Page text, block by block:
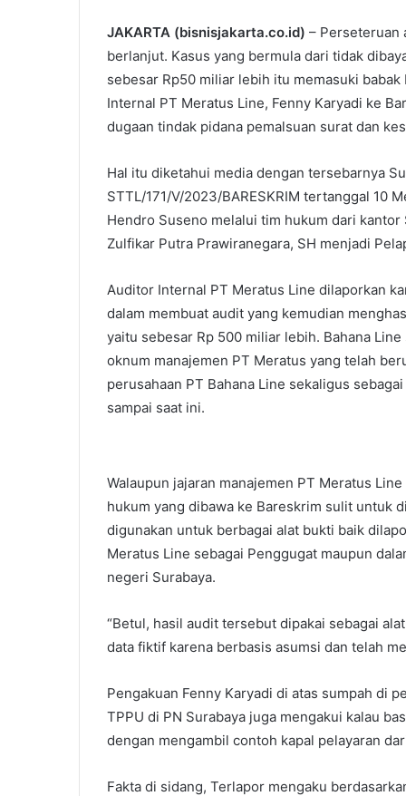
JAKARTA (bisnisjakarta.co.id) – Perseteruan
berlanjut. Kasus yang bermula dari tidak
sebesar Rp50 miliar lebih itu memasuki
Internal PT Meratus Line, Fenny Karyadi ke
dugaan tindak pidana pemalsuan surat dan
Hal itu diketahui media dengan tersebarnya
STTL/171/V/2023/BARESKRIM tertanggal 10
Hendro Suseno melalui tim hukum dari
Zulfikar Putra Prawiranegara, SH menjadi
Auditor Internal PT Meratus Line dilaporkan
dalam membuat audit yang kemudian
yaitu sebesar Rp 500 miliar lebih. Bahana
oknum manajemen PT Meratus yang telah
perusahaan PT Bahana Line sekaligus
sampai saat ini.
Walaupun jajaran manajemen PT Meratus
hukum yang dibawa ke Bareskrim sulit untuk
digunakan untuk berbagai alat bukti baik
Meratus Line sebagai Penggugat maupun
negeri Surabaya.
“Betul, hasil audit tersebut dipakai sebagai
data fiktif karena berbasis asumsi dan telah
Pengakuan Fenny Karyadi di atas sumpah di
TPPU di PN Surabaya juga mengakui kalau
dengan mengambil contoh kapal pelayaran
Fakta di sidang, Terlapor mengaku